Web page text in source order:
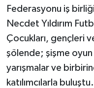
Federasyonu iş
Necdet Yıldırım
Çocukları, gençleri
şölende; şişme oyun
yarışmalar ve
katılımcılarla